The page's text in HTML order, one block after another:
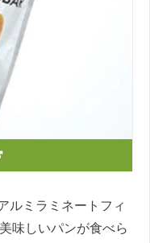
ルミラミネートフィ
味しいパンが食べら